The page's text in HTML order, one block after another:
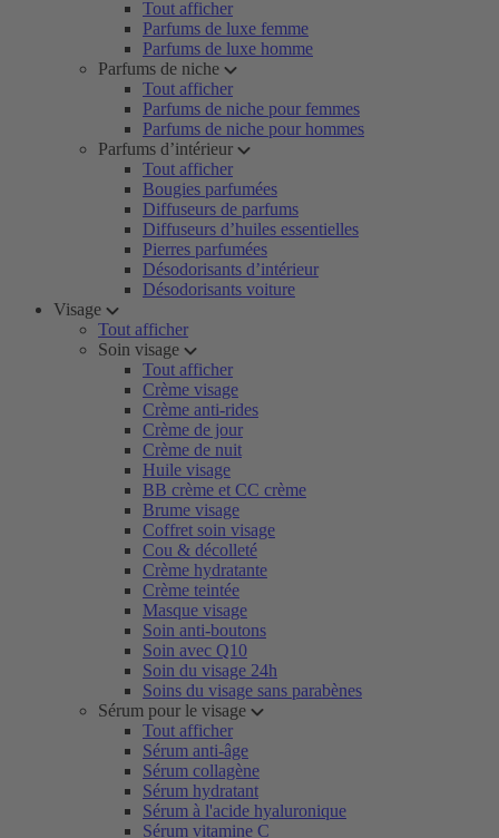
Tout afficher
Parfums de luxe femme
Parfums de luxe homme
Parfums de niche
Tout afficher
Parfums de niche pour femmes
Parfums de niche pour hommes
Parfums d’intérieur
Tout afficher
Bougies parfumées
Diffuseurs de parfums
Diffuseurs d’huiles essentielles
Pierres parfumées
Désodorisants d’intérieur
Désodorisants voiture
Visage
Tout afficher
Soin visage
Tout afficher
Crème visage
Crème anti-rides
Crème de jour
Crème de nuit
Huile visage
BB crème et CC crème
Brume visage
Coffret soin visage
Cou & décolleté
Crème hydratante
Crème teintée
Masque visage
Soin anti-boutons
Soin avec Q10
Soin du visage 24h
Soins du visage sans parabènes
Sérum pour le visage
Tout afficher
Sérum anti-âge
Sérum collagène
Sérum hydratant
Sérum à l'acide hyaluronique
Sérum vitamine C